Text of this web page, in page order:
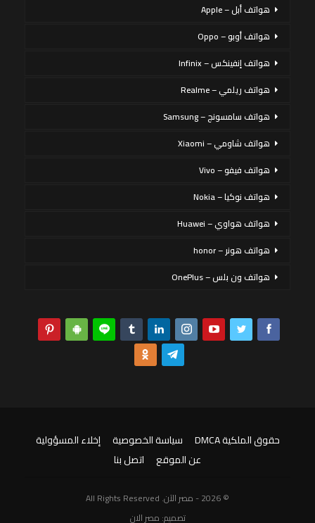
هواتف أبل – Apple
هواتف أوبو – Oppo
هواتف إنفينكس – Infinix
هواتف ريلمي – Realme
هواتف سامسونج – Samsung
هواتف شاومي – Xiaomi
هواتف فيفو – Vivo
هواتف نوكيا – Nokia
هواتف هواوي – Huawei
هواتف هونر – honor
هواتف ون بلس – OnePlus
حقوق الملكية DMCA سياسة الخصوصية
إخلاء المسؤولية
عن الموقع
اتصل بنا
© 2026 - مصر الآن. All Rights Reserved
تصميم: مصر الان